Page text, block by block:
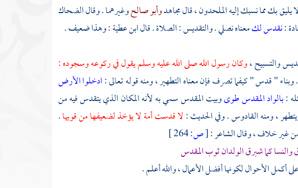
بك مما نسبك إليه الملحدون ، قالمجاهدوأبو صالحوغيرهما . وقالالضحاك
:نقدس لكمعناه نصلي . والتقديس : الصلاة . قالابن عطية: وهذا ضعيف .
والتسبيح ،وكان رسول الله صلى الله عليه وسلم يقول في ركوعه وسجوده :
. وبناء " قدس " كيفما تصرف فإن معناه التطهير ، ومنه قوله تعالى :ادخلوا الأرض
:بالواد المقدس طوىوبيت المقدس سمي به لأنه المكان الذي يتقدس فيه من
، ومنه القادوس . وفي الحديث :لا قدست أمة لا يؤخذ لضعيفها من قويها.
غير خلاف ، وقال الشاعر :[ص:
والنسا كما شبرق الولدان ثوب المقدس
أكمل الأحوال لكونها أفضل الأعمال ، والله أعلم .